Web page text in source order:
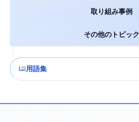
取り組み事例
その他のトピック
用語集